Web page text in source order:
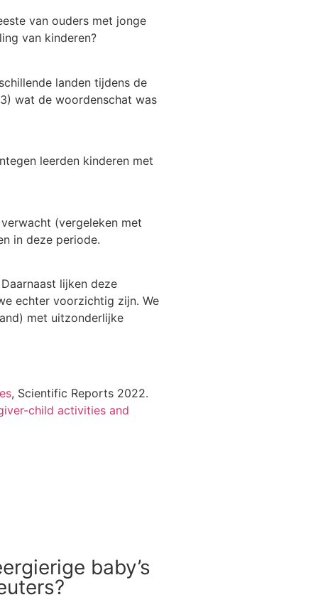
van ouders met jonge
van kinderen?
landen tijdens de
wat de woordenschat was
leerden kinderen met
(vergeleken met
in deze periode.
lijken deze
echter voorzichtig zijn. We
met uitzonderlijke
, Scientific Reports 2022.
child activities and
baby’s